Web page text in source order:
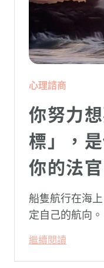
心理諮商
你努力
標」，
你的法官
船隻航行在海
定自己的航向。
繼續閱讀